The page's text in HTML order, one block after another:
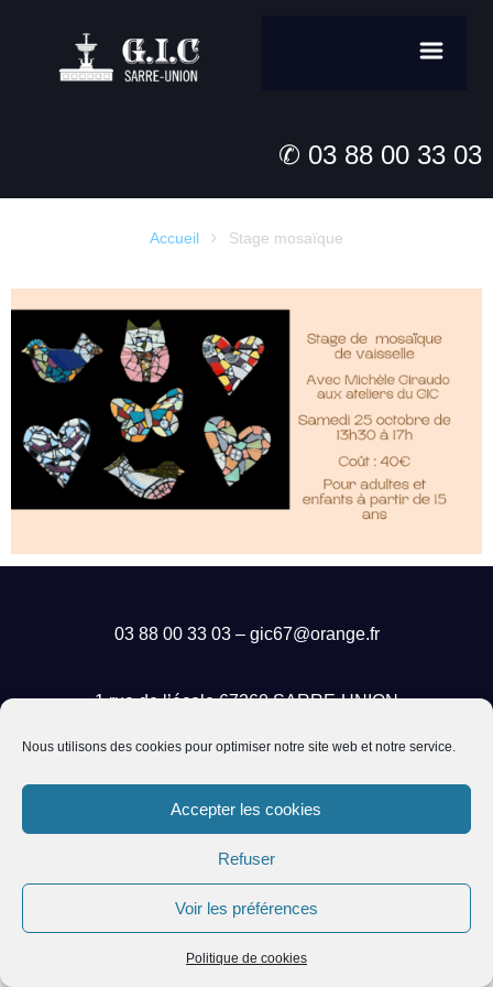
Nous utilisons des cookies pour optimiser notre site web et notre service.
Accepter les cookies
Refuser
Voir les préférences
Politique de cookies
✆ 03 88 00 33 03
Accueil  Stage mosaïque
03 88 00 33 03 – gic67@orange.fr
1 rue de l’école 67260 SARRE-UNION